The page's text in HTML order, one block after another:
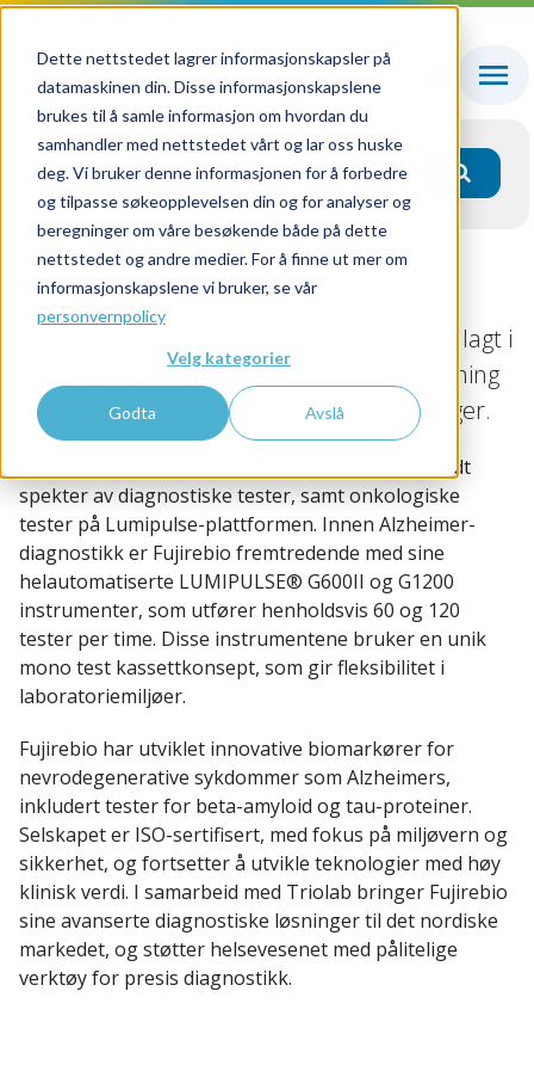
Dette nettstedet lagrer informasjonskapsler på
datamaskinen din. Disse informasjonskapslene
brukes til å samle informasjon om hvordan du
samhandler med nettstedet vårt og lar oss huske
deg. Vi bruker denne informasjonen for å forbedre
og tilpasse søkeopplevelsen din og for analyser og
beregninger om våre besøkende både på dette
nettstedet og andre medier. For å finne ut mer om
informasjonskapslene vi bruker, se vår
personvernpolicy
Velg kategorier
Godta Avslå
Leverandører Fujirebio
Fujirebio er et japansk selskap som grunnlagt i
1950, og kjent for sin banebrytende forskning
og utvikling av in vitro diagnostiske løsninger.
Med global tilstedeværelse tilbyr Fujirebio et bredt
spekter av diagnostiske tester, samt onkologiske
tester på Lumipulse-plattformen. Innen Alzheimer-
diagnostikk er Fujirebio fremtredende med sine
helautomatiserte LUMIPULSE® G600II og G1200
instrumenter, som utfører henholdsvis 60 og 120
tester per time. Disse instrumentene bruker en unik
mono test kassettkonsept, som gir fleksibilitet i
laboratoriemiljøer.
Fujirebio har utviklet innovative biomarkører for
nevrodegenerative sykdommer som Alzheimers,
inkludert tester for beta-amyloid og tau-proteiner.
Selskapet er ISO-sertifisert, med fokus på miljøvern og
sikkerhet, og fortsetter å utvikle teknologier med høy
klinisk verdi. I samarbeid med Triolab bringer Fujirebio
sine avanserte diagnostiske løsninger til det nordiske
markedet, og støtter helsevesenet med pålitelige
verktøy for presis diagnostikk.